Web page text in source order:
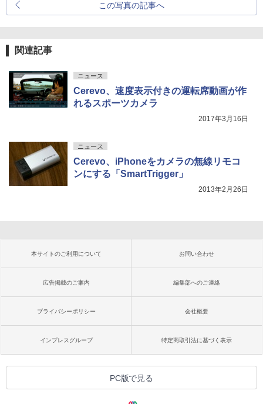
この写真の記事へ
関連記事
ニュース
Cerevo、速度表示付きの運転席動画が作
れるスポーツカメラ
2017年3月16日
ニュース
Cerevo、iPhoneをカメラの無線リモコ
ンにする「SmartTrigger」
2013年2月26日
本サイトのご利用について お問い合わせ
広告掲載のご案内 編集部へのご連絡
プライバシーポリシー 会社概要
インプレスグループ 特定商取引法に基づく表示
PC版で見る